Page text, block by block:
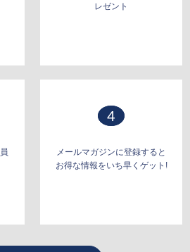
レゼント
4
メールマガジンに登録すると
お得な情報をいち早くゲット!